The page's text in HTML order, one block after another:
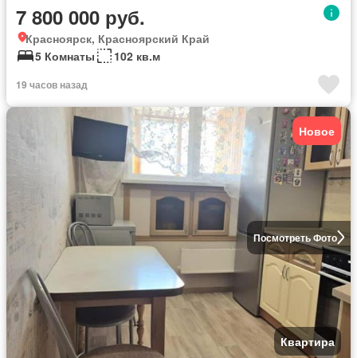
7 800 000 руб.
Красноярск, Красноярский Край
5 Комнаты
102 кв.м
19 часов назад
Посмотреть Фото
Новое
Квартира